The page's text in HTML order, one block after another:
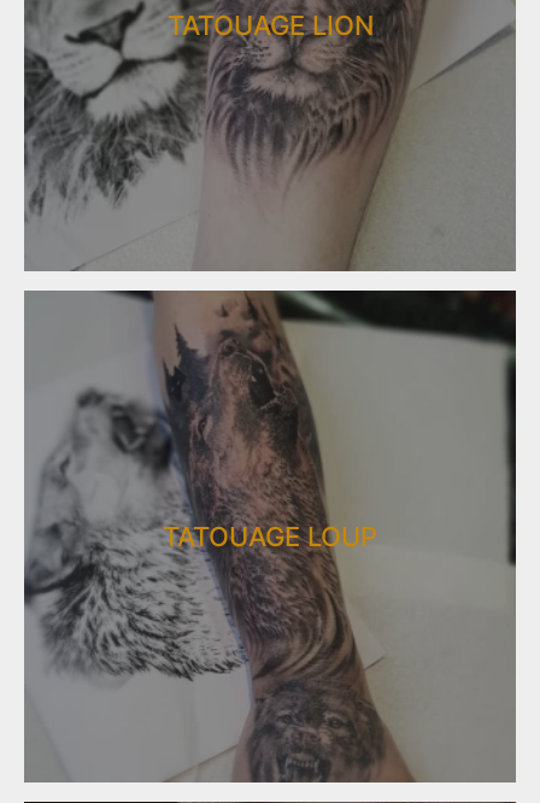
TATOUAGE LION
TATOUAGE LOUP